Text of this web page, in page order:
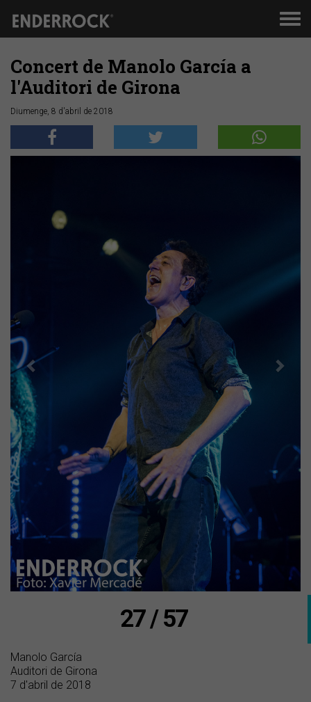
Concert de Manolo García a
l'Auditori de Girona
Diumenge, 8 d'abril de 2018
Anterior
27 / 57
Manolo García
Auditori de Girona
7 d'abril de 2018